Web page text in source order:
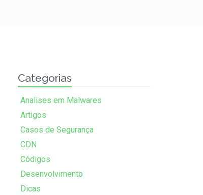
Categorias
Analises em Malwares
Artigos
Casos de Segurança
CDN
Códigos
Desenvolvimento
Dicas